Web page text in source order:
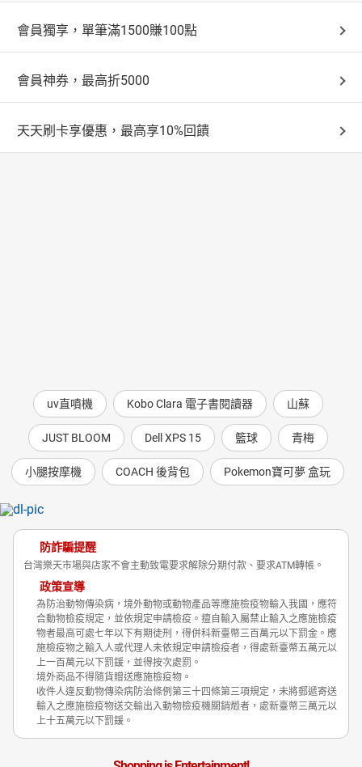
會員獨享，單筆滿1500賺100點
會員神券，最高折5000
天天刷卡享優惠，最高享10%回饋
uv直噴機 Kobo Clara 電子書閱讀器 山蘇
JUST BLOOM Dell XPS 15 籃球 青梅
小腿按摩機 COACH 後背包 Pokemon寶可夢 盒玩
防詐騙提醒
台灣樂天市場與店家不會主動致電要求解除分期付款、要求ATM轉帳。
政策宣導
為防治動物傳染病，境外動物或動物產品等應施檢疫物輸入我國，應符
合動物檢疫規定，並依規定申請檢疫。擅自輸入屬禁止輸入之應施檢疫
物者最高可處七年以下有期徒刑，得併科新臺幣三百萬元以下罰金。應
施檢疫物之輸入人或代理人未依規定申請檢疫者，得處新臺幣五萬元以
上一百萬元以下罰鍰，並得按次處罰。
境外商品不得隨貨贈送應施檢疫物。
收件人違反動物傳染病防治條例第三十四條第三項規定，未將郵遞寄送
輸入之應施檢疫物送交輸出入動物檢疫機關銷燬者，處新臺幣三萬元以
上十五萬元以下罰鍰。